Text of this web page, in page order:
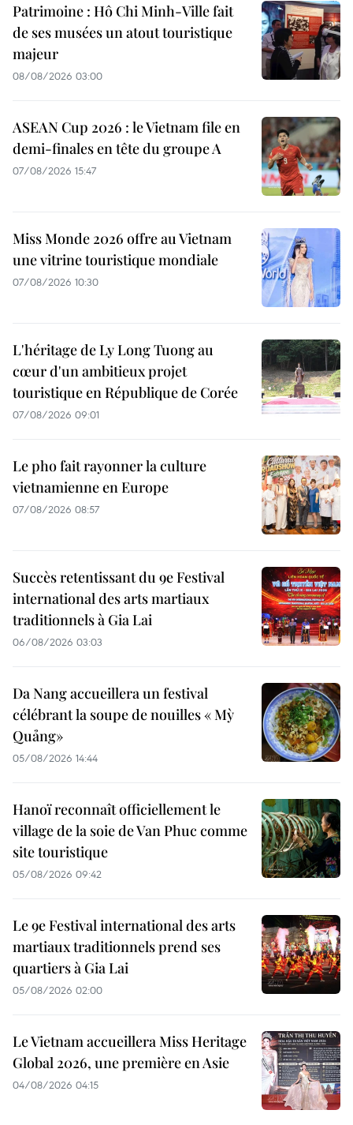
Patrimoine : Hô Chi Minh-Ville fait
de ses musées un atout touristique
majeur
08/08/2026 03:00
ASEAN Cup 2026 : le Vietnam file en
demi-finales en tête du groupe A
07/08/2026 15:47
Miss Monde 2026 offre au Vietnam
une vitrine touristique mondiale
07/08/2026 10:30
L'héritage de Ly Long Tuong au
cœur d'un ambitieux projet
touristique en République de Corée
07/08/2026 09:01
Le pho fait rayonner la culture
vietnamienne en Europe
07/08/2026 08:57
Succès retentissant du 9e Festival
international des arts martiaux
traditionnels à Gia Lai
06/08/2026 03:03
Da Nang accueillera un festival
célébrant la soupe de nouilles « Mỳ
Quảng»
05/08/2026 14:44
Hanoï reconnaît officiellement le
village de la soie de Van Phuc comme
site touristique
05/08/2026 09:42
Le 9e Festival international des arts
martiaux traditionnels prend ses
quartiers à Gia Lai
05/08/2026 02:00
Le Vietnam accueillera Miss Heritage
Global 2026, une première en Asie
04/08/2026 04:15